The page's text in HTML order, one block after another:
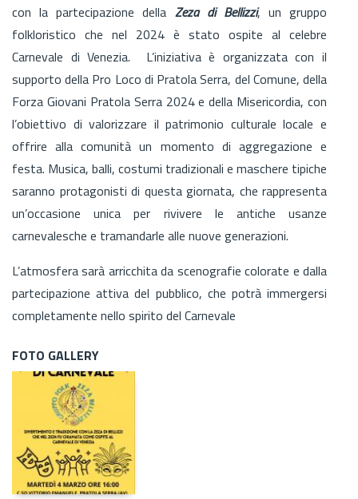
con la partecipazione della Zeza di Bellizzi, un gruppo
folkloristico che nel 2024 è stato ospite al celebre
Carnevale di Venezia. L’iniziativa è organizzata con il
supporto della Pro Loco di Pratola Serra, del Comune, della
Forza Giovani Pratola Serra 2024 e della Misericordia, con
l’obiettivo di valorizzare il patrimonio culturale locale e
offrire alla comunità un momento di aggregazione e
festa. Musica, balli, costumi tradizionali e maschere tipiche
saranno protagonisti di questa giornata, che rappresenta
un’occasione unica per rivivere le antiche usanze
carnevalesche e tramandarle alle nuove generazioni.
L’atmosfera sarà arricchita da scenografie colorate e dalla
partecipazione attiva del pubblico, che potrà immergersi
completamente nello spirito del Carnevale
FOTO GALLERY